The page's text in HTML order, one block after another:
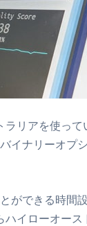
リアを使っ
イナリーオプ
ができる時間
イローオース